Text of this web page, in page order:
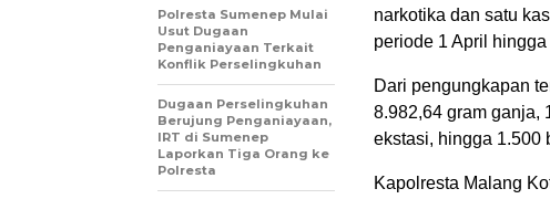
narkotika dan satu
periode 1 April
Dari pengungkapan
8.982,64 gram ganja,
ekstasi, hingga 1.500
Kapolresta Malang
Polresta Sumenep Mulai
Usut Dugaan
Penganiayaan Terkait
Konflik Perselingkuhan
Dugaan Perselingkuhan
Berujung Penganiayaan,
IRT di Sumenep
Laporkan Tiga Orang ke
Polresta